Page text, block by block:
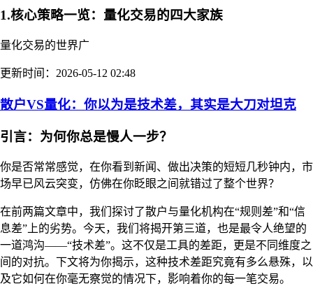
1.核心策略一览：量化交易的四大家族
量化交易的世界广
更新时间：2026-05-12 02:48
散户VS量化：你以为是技术差，其实是大刀对坦克
引言：为何你总是慢人一步？
你是否常常感觉，在你看到新闻、做出决策的短短几秒钟内，市
场早已风云突变，仿佛在你眨眼之间就错过了整个世界？
在前两篇文章中，我们探讨了散户与量化机构在“规则差”和“信
息差”上的劣势。今天，我们将揭开第三道，也是最令人绝望的
一道鸿沟——“技术差”。这不仅是工具的差距，更是不同维度之
间的对抗。下文将为你揭示，这种技术差距究竟有多么悬殊，以
及它如何在你毫无察觉的情况下，影响着你的每一笔交易。